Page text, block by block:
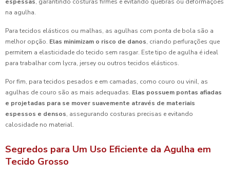
espessas, garantindo costuras firmes e evitando quebras ou deformações
na agulha.
Para tecidos elásticos ou malhas, as agulhas com ponta de bola são a
melhor opção. Elas minimizam o risco de danos, criando perfurações que
permitem a elasticidade do tecido sem rasgar. Este tipo de agulha é ideal
para trabalhar com lycra, jersey ou outros tecidos elásticos.
Por fim, para tecidos pesados e em camadas, como couro ou vinil, as
agulhas de couro são as mais adequadas. Elas possuem pontas afiadas
e projetadas para se mover suavemente através de materiais
espessos e densos, assegurando costuras precisas e evitando
calosidade no material.
Segredos para Um Uso Eficiente da Agulha em
Tecido Grosso